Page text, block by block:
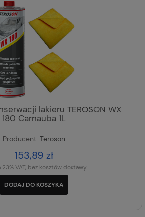
lakieru TEROSON WX
180 Carnauba 1L
Producent: Teroson
153,89 zł
23% VAT, bez kosztów dostawy
DODAJ DO KOSZYKA